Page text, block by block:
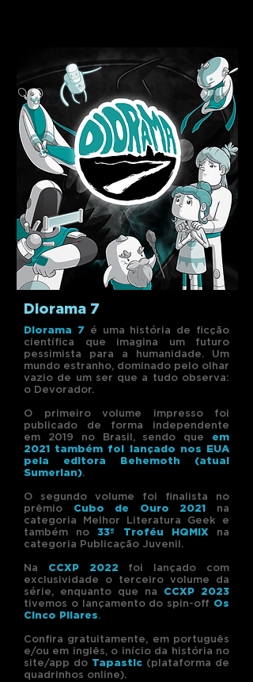
Diorama 7
Diorama 7 é uma história de ficção
científica que imagina um futuro
pessimista para a humanidade. Um
mundo estranho, dominado pelo olhar
vazio de um ser que a tudo observa:
o Devorador.
O primeiro volume impresso foi
publicado de forma independente
em 2019 no Brasil, sendo que em
2021 também foi lançado nos EUA
pela editora Behemoth (atual
Sumerian).
O segundo volume foi finalista no
prêmio Cubo de Ouro 2021 na
categoria Melhor Literatura Geek e
também no33º Troféu HQMIX na
categoria Publicação Juvenil.
Na CCXP 2022 foi lançado com
exclusividade o terceiro volume da
série, enquanto que na CCXP 2023
tivemos o lançamento do spin-off Os
Cinco Pilares.
Confira gratuitamente, em português
e/ou em inglês, o início da história no
site/app do Tapastic (plataforma de
quadrinhos online).